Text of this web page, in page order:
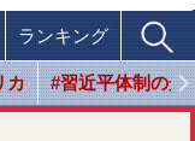
ランキング
カ #習近平体制の光